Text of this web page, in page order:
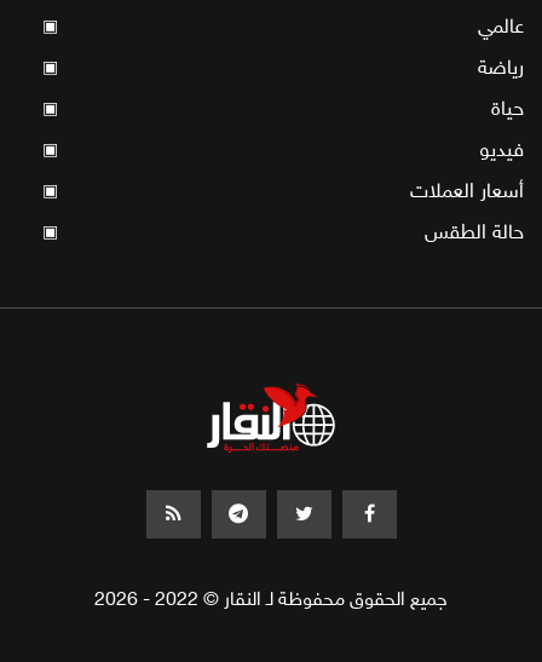
عالمي ▣
رياضة ▣
حياة ▣
فيديو ▣
أسعار العملات ▣
حالة الطقس ▣
جميع الحقوق محفوظة لـ النقار © 2022 - 2026